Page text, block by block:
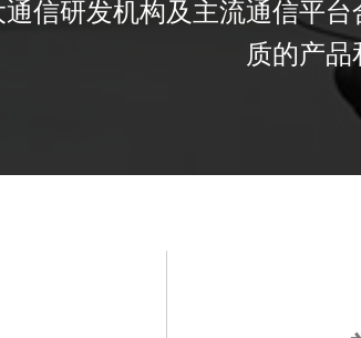
通信研发机构及主流通信平
质的产品